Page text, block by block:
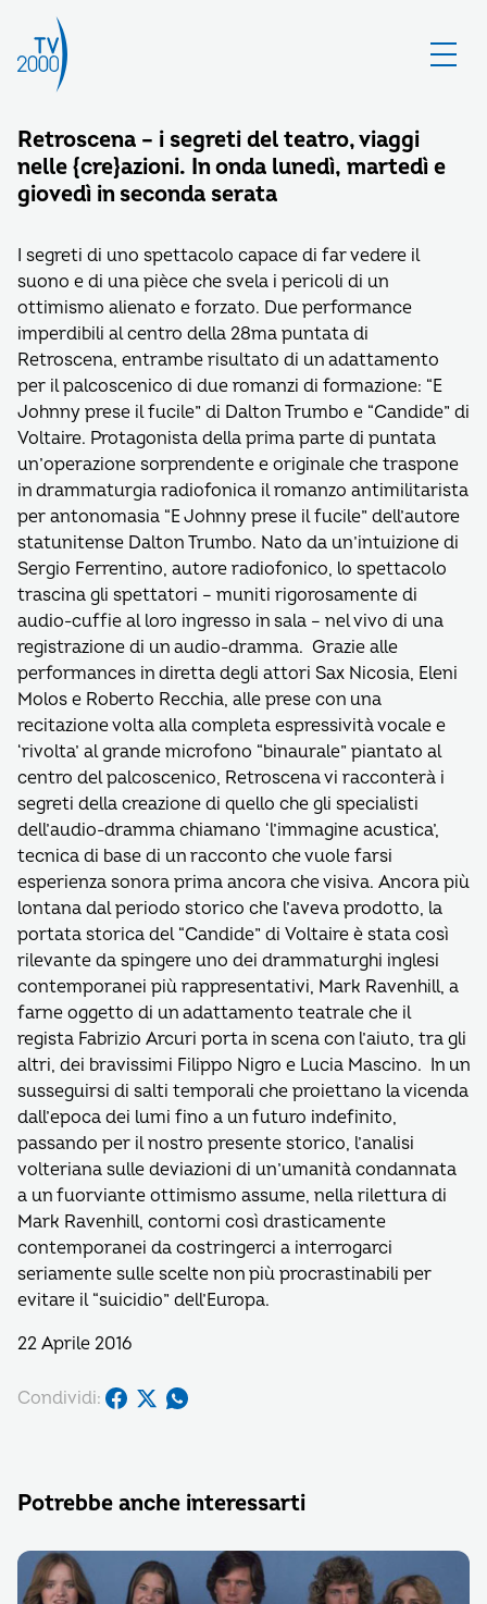
Retroscena – i segreti del teatro, viaggi
nelle {cre}azioni. In onda lunedì, martedì e
giovedì in seconda serata
I segreti di uno spettacolo capace di far vedere il
suono e di una pièce che svela i pericoli di un
ottimismo alienato e forzato. Due performance
imperdibili al centro della 28ma puntata di
Retroscena, entrambe risultato di un adattamento
per il palcoscenico di due romanzi di formazione: “E
Johnny prese il fucile” di Dalton Trumbo e “Candide” di
Voltaire. Protagonista della prima parte di puntata
un’operazione sorprendente e originale che traspone
in drammaturgia radiofonica il romanzo antimilitarista
per antonomasia “E Johnny prese il fucile” dell’autore
statunitense Dalton Trumbo. Nato da un’intuizione di
Sergio Ferrentino, autore radiofonico, lo spettacolo
trascina gli spettatori – muniti rigorosamente di
audio-cuffie al loro ingresso in sala – nel vivo di una
registrazione di un audio-dramma. Grazie alle
performances in diretta degli attori Sax Nicosia, Eleni
Molos e Roberto Recchia, alle prese con una
recitazione volta alla completa espressività vocale e
‘rivolta’ al grande microfono “binaurale” piantato al
centro del palcoscenico, Retroscena vi racconterà i
segreti della creazione di quello che gli specialisti
dell’audio-dramma chiamano ‘l’immagine acustica’,
tecnica di base di un racconto che vuole farsi
esperienza sonora prima ancora che visiva. Ancora più
lontana dal periodo storico che l’aveva prodotto, la
portata storica del “Candide” di Voltaire è stata così
rilevante da spingere uno dei drammaturghi inglesi
contemporanei più rappresentativi, Mark Ravenhill, a
farne oggetto di un adattamento teatrale che il
regista Fabrizio Arcuri porta in scena con l’aiuto, tra gli
altri, dei bravissimi Filippo Nigro e Lucia Mascino. In un
susseguirsi di salti temporali che proiettano la vicenda
dall’epoca dei lumi fino a un futuro indefinito,
passando per il nostro presente storico, l’analisi
volteriana sulle deviazioni di un’umanità condannata
a un fuorviante ottimismo assume, nella rilettura di
Mark Ravenhill, contorni così drasticamente
contemporanei da costringerci a interrogarci
seriamente sulle scelte non più procrastinabili per
evitare il “suicidio” dell’Europa.
22 Aprile 2016
Condividi:
Potrebbe anche interessarti